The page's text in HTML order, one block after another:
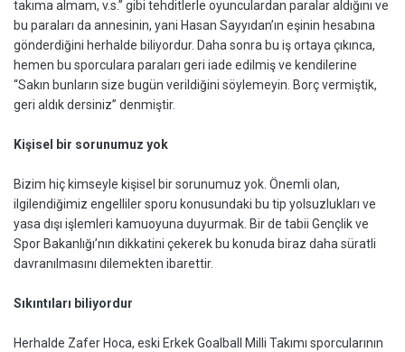
takıma almam, v.s.” gibi tehditlerle oyunculardan paralar aldığını ve
bu paraları da annesinin, yani Hasan Sayyıdan’ın eşinin hesabına
gönderdiğini herhalde biliyordur. Daha sonra bu iş ortaya çıkınca,
hemen bu sporculara paraları geri iade edilmiş ve kendilerine
“Sakın bunların size bugün verildiğini söylemeyin. Borç vermiştik,
geri aldık dersiniz” denmiştir.
Kişisel bir sorunumuz yok
Bizim hiç kimseyle kişisel bir sorunumuz yok. Önemli olan,
ilgilendiğimiz engelliler sporu konusundaki bu tip yolsuzlukları ve
yasa dışı işlemleri kamuoyuna duyurmak. Bir de tabii Gençlik ve
Spor Bakanlığı’nın dikkatini çekerek bu konuda biraz daha süratli
davranılmasını dilemekten ibarettir.
Sıkıntıları biliyordur
Herhalde Zafer Hoca, eski Erkek Goalball Milli Takımı sporcularının